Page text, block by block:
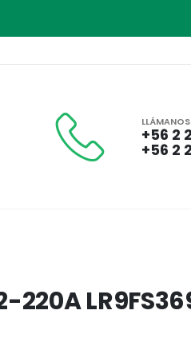
+56 2
+56 2
220A